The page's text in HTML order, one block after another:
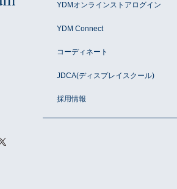
YDMオンラインストアログイン
YDM Connect
コーディネート
JDCA(ディスプレイスクール)
採用情報